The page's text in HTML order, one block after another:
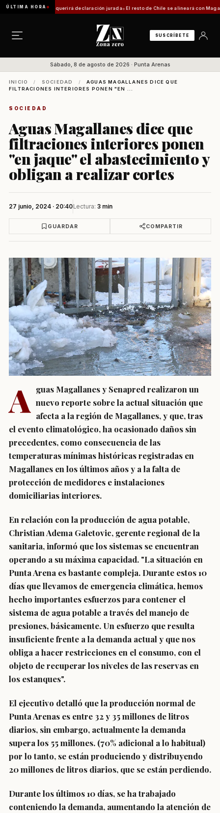
ÚLTIMA HORA
trámite requerirá declaración jurada El resto de Chile se alineará con Magallanes:
SUSCRÍBETE
Sábado, 8 de agosto de 2026 · Punta Arenas
INICIO / SOCIEDAD /
AGUAS MAGALLANES DICE QUE
FILTRACIONES INTERIORES PONEN "EN ...
SOCIEDAD
Aguas Magallanes dice que
filtraciones interiores ponen
"en jaque" el abastecimiento y
obligan a realizar cortes
27 junio, 2024 · 20:40Lectura: 3 min
GUARDAR COMPARTIR
A guas Magallanes y Senapred realizaron un
nuevo reporte sobre la actual situación que
afecta a la región de Magallanes, y que, tras
el evento climatológico, ha ocasionado daños sin
precedentes, como consecuencia de las
temperaturas mínimas históricas registradas en
Magallanes en los últimos años y a la falta de
protección de medidores e instalaciones
domiciliarias interiores.
En relación con la producción de agua potable,
Christian Adema Galetovic, gerente regional de la
sanitaria, informó que los sistemas se encuentran
operando a su máxima capacidad. "La situación en
Punta Arena es bastante compleja. Durante estos 10
días que llevamos de emergencia climática, hemos
hecho importantes esfuerzos para contener el
sistema de agua potable a través del manejo de
presiones, básicamente. Un esfuerzo que resulta
insuficiente frente a la demanda actual y que nos
obliga a hacer restricciones en el consumo, con el
objeto de recuperar los niveles de las reservas en
los estanques".
El ejecutivo detalló que la producción normal de
Punta Arenas es entre 32 y 35 millones de litros
diarios, sin embargo, actualmente la demanda
supera los 55 millones. (70% adicional a lo habitual)
por lo tanto, se están produciendo y distribuyendo
20 millones de litros diarios, que se están perdiendo.
Durante los últimos 10 días, se ha trabajado
conteniendo la demanda, aumentando la atención de